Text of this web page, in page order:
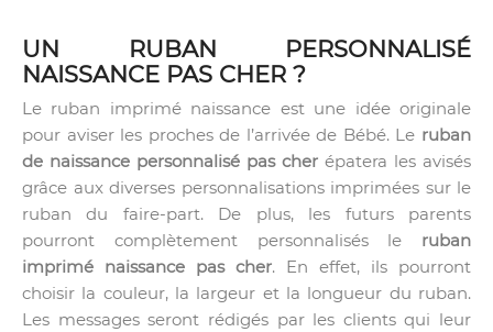
UN RUBAN PERSONNALISÉ
NAISSANCE PAS CHER ?
Le ruban imprimé naissance est une idée originale
pour aviser les proches de l’arrivée de Bébé. Le ruban
de naissance personnalisé pas cher épatera les avisés
grâce aux diverses personnalisations imprimées sur le
ruban du faire-part. De plus, les futurs parents
pourront complètement personnalisés le ruban
imprimé naissance pas cher. En effet, ils pourront
choisir la couleur, la largeur et la longueur du ruban.
Les messages seront rédigés par les clients qui leur